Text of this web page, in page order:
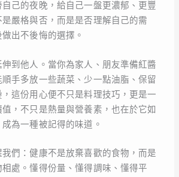
己的夜晚，給自己一盤更濃郁、更豐
嚴格與否，而是是否理解自己的需
出不後悔的選擇。
到他人。當你為家人、朋友準備紅醬
手多放一些蔬菜、少一點油脂、保留
這份用心便不只是料理技巧，更是一
，不只是熱量與營養素，也在於它如
為一種被記得的味道。
們：健康不是放棄喜歡的食物，而是
處。懂得份量、懂得調味、懂得平